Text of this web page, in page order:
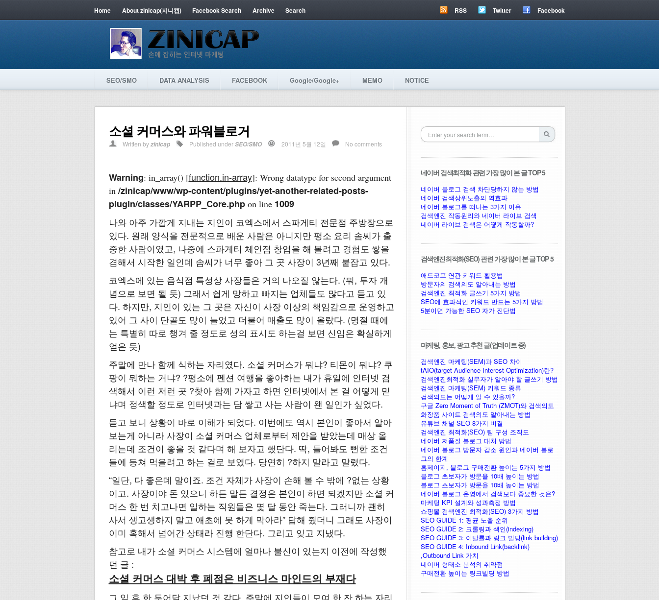
Home About zinicap(지니캡) Facebook Search Archive Search RSS Twitter Facebook
SEO/SMO DATA ANALYSIS FACEBOOK Google/Google+ MEMO NOTICE
소셜 커머스와 파워블로거
Written byzinicap Published underSEO/SMO 2011년 5월 12일 No comments
Warning: in_array() [function.in-array]: Wrong datatype for second argument
in /zinicap/www/wp-content/plugins/yet-another-related-posts-
plugin/classes/YARPP_Core.phpon line 1009
나와 아주 가깝게 지내는 지인이 코엑스에서 스파게티 전문점 주방장으로
있다. 원래 양식을 전문적으로 배운 사람은 아니지만 평소 요리 솜씨가 출
중한 사람이였고, 나중에 스파게티 체인점 창업을 해 볼려고 경험도 쌓을
겸해서 시작한 일인데 솜씨가 너무 좋아 그 곳 사장이 3년째 붙잡고 있다.
코엑스에 있는 음식점 특성상 사장들은 거의 나오질 않는다. (뭐, 투자 개
념으로 보면 될 듯) 그래서 쉽게 망하고 빠지는 업체들도 많다고 듣고 있
다. 하지만, 지인이 있는 그 곳은 자신이 사장 이상의 책임감으로 운영하고
있어 그 사이 단골도 많이 늘었고 더불어 매출도 많이 올랐다. (명절 때에
는 특별히 따로 챙겨 줄 정도로 성의 표시도 하는걸 보면 신임은 확실하게
얻은 듯)
주말에 만나 함께 식하는 자리였다. 소셜 커머스가 뭐냐? 티몬이 뭐냐? 쿠
팡이 뭐하는 거냐? ?평소에 펜션 여행을 좋아하는 내가 휴일에 인터넷 검
색해서 이런 저런 곳 ?찾아 함께 가자고 하면 인터넷에서 본 걸 어떻게 믿
냐며 정색할 정도로 인터넷과는 담 쌓고 사는 사람이 왠 일인가 싶었다.
듣고 보니 상황이 바로 이해가 되었다. 이번에도 역시 본인이 좋아서 알아
보는게 아니라 사장이 소셜 커머스 업체로부터 제안을 받았는데 매상 올
리는데 조건이 좋을 것 같다며 해 보자고 했단다. 딱, 들어봐도 뻔한 조건
들에 등쳐 먹을려고 하는 걸로 보였다. 당연히 ?하지 말라고 말렸다.
“일단, 다 좋은데 말이죠. 조건 자체가 사장이 손해 볼 수 밖에 ?없는 상황
이고. 사장이야 돈 있으니 하든 말든 결정은 본인이 하면 되겠지만 소셜 커
머스 한 번 치고나면 일하는 직원들은 몇 달 동안 죽는다. 그러니까 괜히
사서 생고생하지 말고 애초에 못 하게 막아라” 답해 줬더니 그래도 사장이
이미 혹해서 넘어간 상태라 진행 한단다. 그리고 잊고 지냈다.
참고로 내가 소셜 커머스 시스템에 얼마나 불신이 있는지 이전에 작성했
던 글 :
소셜 커머스 대박 후 폐점은 비즈니스 마인드의 부재다
그 일 후 한 두어달 지났던 것 같다. 주말에 지인들이 모여 한 잔 하는 자리
네이버 검색최적화 관련 가장 많이 본 글 TOP 5
네이버 블로그 검색 차단당하지 않는 방법
네이버 검색상위노출의 역효과
네이버 블로그를 떠나는 3가지 이유
검색엔진 작동원리와 네이버 라이브 검색
네이버 라이브 검색은 어떻게 작동할까?
검색엔진최적화(SEO) 관련 가장 많이 본 글 TOP 5
애드코프 연관 키워드 활용법
방문자의 검색의도 알아내는 방법
검색엔진 최적화 글쓰기 5가지 방법
SEO에 효과적인 키워드 만드는 5가지 방법
5분이면 가능한 SEO 자가 진단법
마케팅, 홍보, 광고 추천 글(업데이트 중)
검색엔진 마케팅(SEM)과 SEO 차이
tAIO(target Audience Interest Optimization)란?
검색엔진최적화 실무자가 알아야 할 글쓰기 방법
검색엔진 마케팅(SEM) 키워드 종류
검색의도는 어떻게 알 수 있을까?
구글 Zero Moment of Truth (ZMOT)와 검색의도
화장품 사이트 검색의도 알아내는 방법
유튜브 채널 SEO 8가지 비결
검색엔진 최적화(SEO) 팀 구성 조직도
네이버 저품질 블로그 대처 방법
네이버 블로그 방문자 감소 원인과 네이버 블로
그의 한계
홈페이지, 블로그 구매전환 높이는 5가지 방법
블로그 초보자가 방문율 10배 높이는 방법
블로그 초보자가 방문율 10배 높이는 방법
네이버 블로그 운영에서 검색보다 중요한 것은?
마케팅 KPI 설계와 성과측정 방법
쇼핑몰 검색엔진 최적화(SEO) 3가지 방법
SEO GUIDE 1: 평균 노출 순위
SEO GUIDE 2: 크롤링과 색인(indexing)
SEO GUIDE 3: 이탈률과 링크 빌딩(link building)
SEO GUIDE 4: Inbound Link(backlink)
,Outbound Link 가치
네이버 형태소 분석의 취약점
구매전환 높이는 링크빌딩 방법